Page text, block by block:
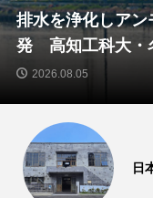
排水を浄化しア
発 高知工科大・
2026.08.05